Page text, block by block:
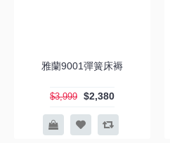
雅蘭9001彈簧床褥
$3,999 $2,380